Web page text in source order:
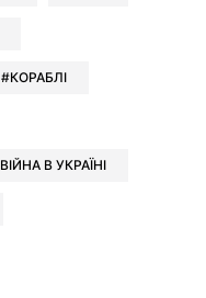
КОРАБЛІ
ВІЙНА В УКРАЇНІ